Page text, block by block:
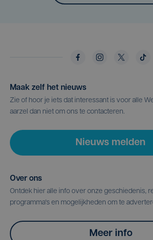
Maak zelf het nieuws
Zie of hoor je iets dat interessant is voor alle
aarzel dan niet om ons te contacteren.
Nieuws melden
Over ons
Ontdek hier alle info over onze geschiedenis,
programma's en mogelijkheden om te
Meer info